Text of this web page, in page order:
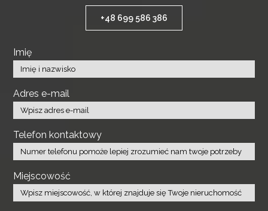
+48 699 586 386
Imię
Adres e-mail
Telefon kontaktowy
Miejscowość